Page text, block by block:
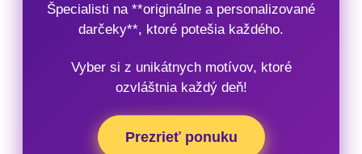
Špecialisti na **originálne a personalizované
darčeky**, ktoré potešia každého.
Vyber si z unikátnych motívov, ktoré
ozvláštnia každý deň!
Prezrieť ponuku